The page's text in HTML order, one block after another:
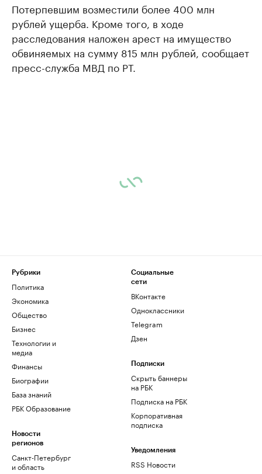
Потерпевшим возместили более 400 млн
рублей ущерба. Кроме того, в ходе
расследования наложен арест на имущество
обвиняемых на сумму 815 млн рублей, сообщает
пресс-служба МВД по РТ.
Рубрики
Политика
Экономика
Общество
Бизнес
Технологии и
медиа
Финансы
Биографии
База знаний
РБК Образование
Новости
регионов
Санкт-Петербург
и область
Социальные
сети
ВКонтакте
Одноклассники
Telegram
Дзен
Подписки
Скрыть баннеры
на РБК
Подписка на РБК
Корпоративная
подписка
Уведомления
RSS Новости